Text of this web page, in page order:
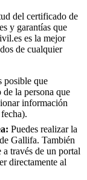
del certificado de
y garantías que
es la mejor
de cualquier
posible que
la persona que
información
Puedes realizar la
Gallifa. También
través de un portal
directamente al